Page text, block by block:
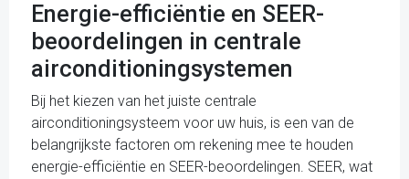
Energie-efficiëntie en SEER-
beoordelingen in centrale
airconditioningsystemen
Bij het kiezen van het juiste centrale
airconditioningsysteem voor uw huis, is een van de
belangrijkste factoren om rekening mee te houden
energie-efficiëntie en SEER-beoordelingen. SEER, wat